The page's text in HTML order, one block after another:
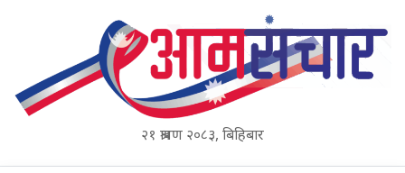
२१ श्रावण २०८३, बिहिबार